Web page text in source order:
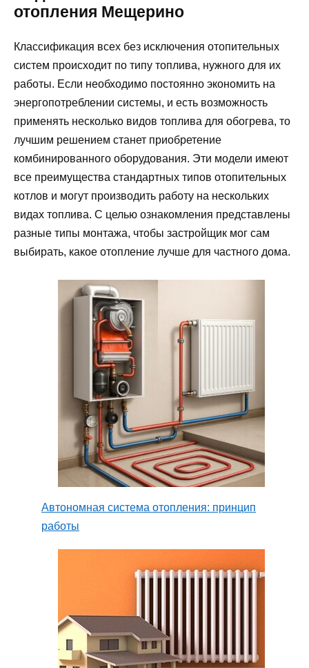
отопления Мещерино
Классификация всех без исключения отопительных
систем происходит по типу топлива, нужного для их
работы. Если необходимо постоянно экономить на
энергопотреблении системы, и есть возможность
применять несколько видов топлива для обогрева, то
лучшим решением станет приобретение
комбинированного оборудования. Эти модели имеют
все преимущества стандартных типов отопительных
котлов и могут производить работу на нескольких
видах топлива. С целью ознакомления представлены
разные типы монтажа, чтобы застройщик мог сам
выбирать, какое отопление лучше для частного дома.
Автономная система отопления: принцип
работы